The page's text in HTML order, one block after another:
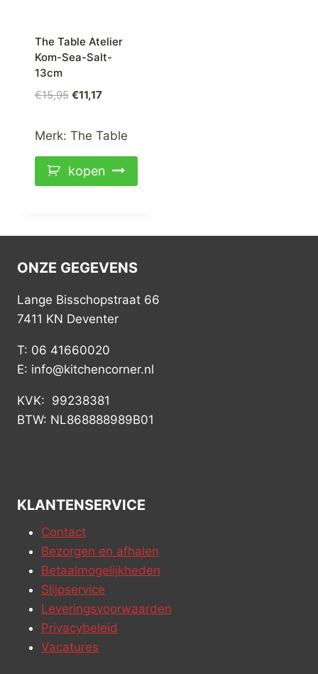
The Table Atelier
Kom-Sea-Salt-
13cm
€15,95 Oorspronkelijke
was:
€11,17Huidige
is:
Merk: The Table
kopen
ONZE GEGEVENS
Lange Bisschopstraat 66
7411 KN Deventer
T: 06 41660020
E: info@kitchencorner.nl
KVK: 99238381
BTW: NL868888989B01
KLANTENSERVICE
Contact
Bezorgen en afhalen
Betaalmogelijkheden
Slijpservice
Leveringsvoorwaarden
Privacybeleid
Vacatures